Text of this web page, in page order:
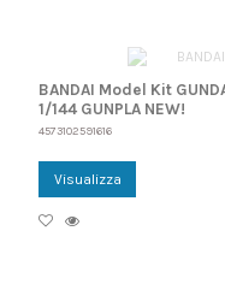
BANDAI Model Kit
1/144 GUNPLA NEW!
4573102591616
Visualizza